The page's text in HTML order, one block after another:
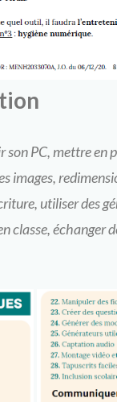
son PC, mettre en
images,
utiliser des
classe, échanger